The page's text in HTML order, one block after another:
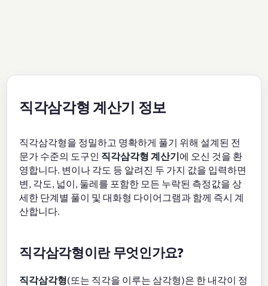
직각삼각형 계산기 정보
직각삼각형을 정밀하고 명확하게 풀기 위해 설계된 전
문가 수준의 도구인 직각삼각형 계산기 에 오신 것을 환
영합니다. 변이나 각도 등 알려진 두 가지 값을 입력하면
변, 각도, 넓이, 둘레를 포함한 모든 누락된 측정값을 상
세한 단계별 풀이 및 대화형 다이어그램과 함께 즉시 계
산합니다.
직각삼각형이란 무엇인가요?
직각삼각형(또는 직각을 이루는 삼각형)은 한 내각이 정